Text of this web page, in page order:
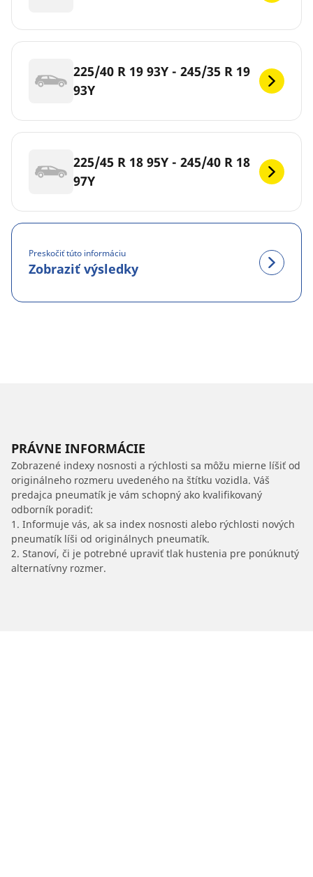
225/40 R 19 93Y - 245/35 R 19
93Y
225/45 R 18 95Y - 245/40 R 18
97Y
Preskočiť túto informáciu
Zobraziť výsledky
PRÁVNE INFORMÁCIE
Zobrazené indexy nosnosti a rýchlosti sa môžu mierne líšiť od
originálneho rozmeru uvedeného na štítku vozidla. Váš
predajca pneumatík je vám schopný ako kvalifikovaný
odborník poradiť:
1. Informuje vás, ak sa index nosnosti alebo rýchlosti nových
pneumatík líši od originálnych pneumatík.
2. Stanoví, či je potrebné upraviť tlak hustenia pre ponúknutý
alternatívny rozmer.